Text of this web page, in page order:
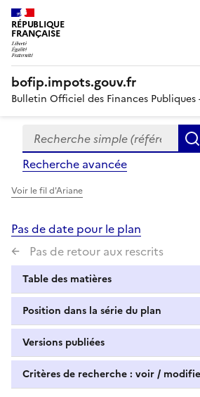
RÉPUBLIQUE
FRANÇAISE
bofip.impots.gouv.fr
Bulletin Officiel des Finances Publiques
Formulaire
de
recherche
Recherche simple (références,
Recherche avancée
Voir le fil d'Ariane
Pas de date pour le plan
Pas de retour aux rescrits
Table des matières
Position dans la série du plan
Versions publiées
Critères de recherche : voir /